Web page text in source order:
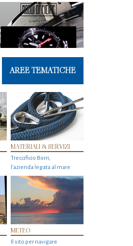
AREE TEMATICHE
MATERIALI & SERVIZI
Treccificio Borri,
l'azienda legata al mare
METEO
Il sito per navigare